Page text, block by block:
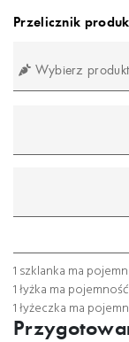
Przelicznik
Wybierz produkt
łyżeczka
1 szklanka ma
1 łyżka ma
1 łyżeczka ma